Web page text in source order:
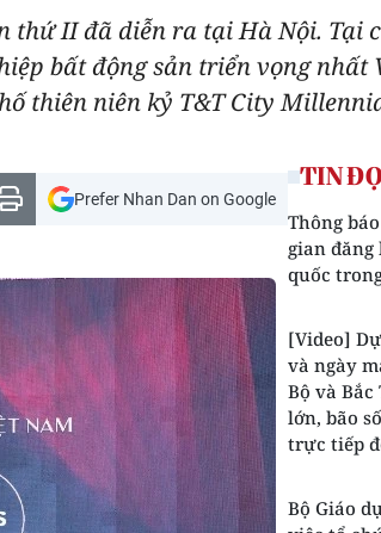
thứ II đã diễn ra tại Hà Nội. Tại
bất động sản triển vọng nhất
thiên niên kỷ T&T City
Prefer Nhan Dan on Google
TIN
Thông
gian đăng
quốc
[Video]
và ngày
Bộ và
lớn, bão
trực tiếp
Bộ Giáo